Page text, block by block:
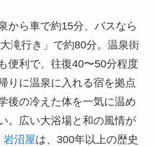
から車で約15分、バスなら
滝行き」で約80分。温泉街
便利で、往復40〜50分程度
りに温泉に入れる宿を拠点
後の冷えた体を一気に温め
。広い大浴場と和の風情が
岩沼屋は、300年以上の歴史